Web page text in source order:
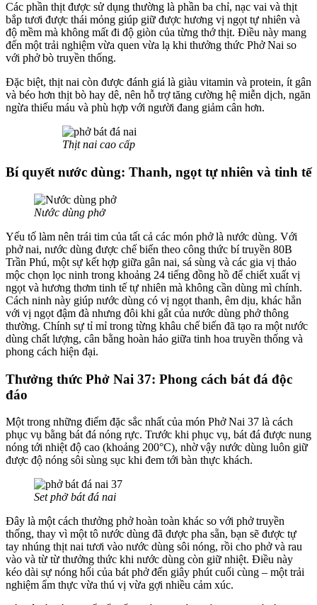
Các phần thịt được sử dụng thường là phần ba chỉ, nạc vai và thịt
bắp tươi được thái mỏng giúp giữ được hương vị ngọt tự nhiên và
độ mềm mà không mất đi độ giòn của từng thớ thịt. Điều này mang
đến một trải nghiệm vừa quen vừa lạ khi thưởng thức Phở Nai so
với phở bò truyền thống.
Đặc biệt, thịt nai còn được đánh giá là giàu vitamin và protein, ít gân
và béo hơn thịt bò hay dê, nên hỗ trợ tăng cường hệ miễn dịch, ngăn
ngừa thiếu máu và phù hợp với người đang giảm cân hơn.
Thịt nai cao cấp
Bí quyết nước dùng: Thanh, ngọt tự nhiên và tinh tế
Nước dùng phở
Yếu tố làm nên trái tim của tất cả các món phở là nước dùng. Với
phở nai, nước dùng được chế biến theo công thức bí truyền 80B
Trần Phú, một sự kết hợp giữa gân nai, sá sùng và các gia vị thảo
mộc chọn lọc ninh trong khoảng 24 tiếng đồng hồ để chiết xuất vị
ngọt và hương thơm tinh tế tự nhiên mà không cần dùng mì chính.
Cách ninh này giúp nước dùng có vị ngọt thanh, êm dịu, khác hẳn
với vị ngọt đậm đà nhưng đôi khi gắt của nước dùng phở thông
thường. Chính sự tỉ mỉ trong từng khâu chế biến đã tạo ra một nước
dùng chất lượng, cân bằng hoàn hảo giữa tinh hoa truyền thống và
phong cách hiện đại.
Thưởng thức Phở Nai 37: Phong cách bát đá độc
đáo
Một trong những điểm đặc sắc nhất của món Phở Nai 37 là cách
phục vụ bằng bát đá nóng rực. Trước khi phục vụ, bát đá được nung
nóng tới nhiệt độ cao (khoảng 200°C), nhờ vậy nước dùng luôn giữ
được độ nóng sôi sùng sục khi đem tới bàn thực khách.
Set phở bát đá nai
Đây là một cách thưởng phở hoàn toàn khác so với phở truyền
thống, thay vì một tô nước dùng đã được pha sẵn, bạn sẽ được tự
tay nhúng thịt nai tươi vào nước dùng sôi nóng, rồi cho phở và rau
vào và từ từ thưởng thức khi nước dùng còn giữ nhiệt. Điều này
kéo dài sự nóng hổi của bát phở đến giây phút cuối cùng – một trải
nghiệm ẩm thực vừa thú vị vừa gợi nhiều cảm xúc.